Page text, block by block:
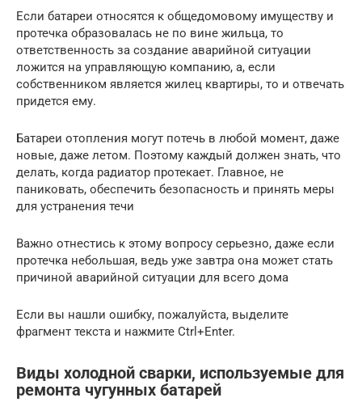
Если батареи относятся к общедомовому имуществу и
протечка образовалась не по вине жильца, то
ответственность за создание аварийной ситуации
ложится на управляющую компанию, а, если
собственником является жилец квартиры, то и отвечать
придется ему.
Батареи отопления могут потечь в любой момент, даже
новые, даже летом. Поэтому каждый должен знать, что
делать, когда радиатор протекает. Главное, не
паниковать, обеспечить безопасность и принять меры
для устранения течи
Важно отнестись к этому вопросу серьезно, даже если
протечка небольшая, ведь уже завтра она может стать
причиной аварийной ситуации для всего дома
Если вы нашли ошибку, пожалуйста, выделите
фрагмент текста и нажмите Ctrl+Enter.
Виды холодной сварки, используемые для
ремонта чугунных батарей